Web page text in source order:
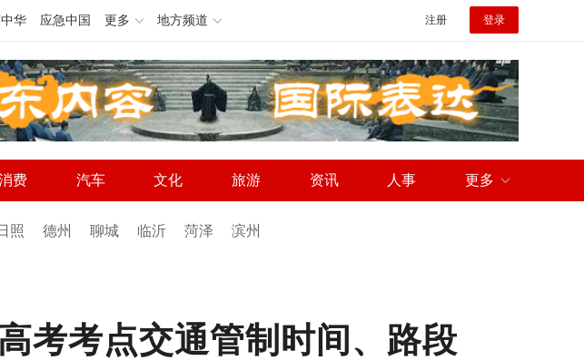
华 应急中国 更多 地方频道 注册 登录
费 汽车 文化 旅游 资讯 人事 更多
照 德州 聊城 临沂 菏泽 滨州
考考点交通管制时间、路段